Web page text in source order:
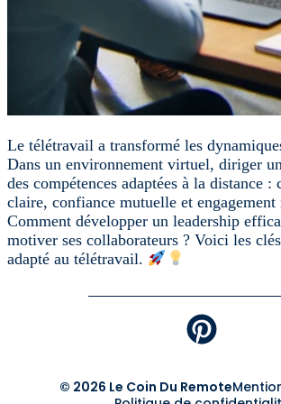
Le télétravail a transformé les
Dans un environnement virtuel, diriger
des compétences adaptées à la distance :
claire, confiance mutuelle et engagement
Comment développer un leadership
motiver ses collaborateurs ? Voici les
adapté au télétravail.
© 2026 Le Coin Du Remote